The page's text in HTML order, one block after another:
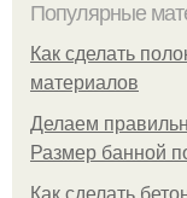
Популярные
Как сделать
материалов
Делаем
Размер банной
Как сделать